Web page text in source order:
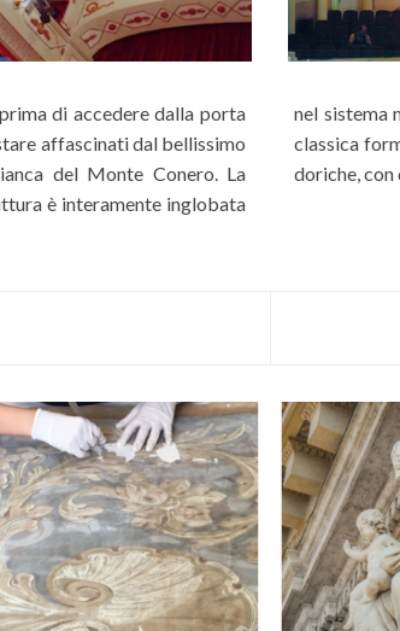
di accedere dalla porta
affascinati dal bellissimo
del Monte Conero. La
è interamente inglobata
interna degli spettacoli presenta la
da una galleria di colonne
doriche, con